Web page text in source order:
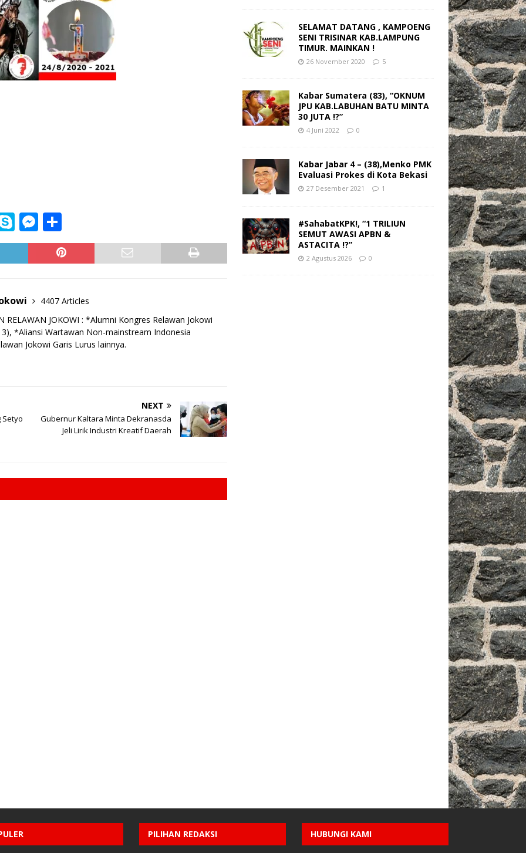
S
k
y
e
M
e
ss
n
g
e
r
h
ar
4407 Articles
RELAWAN JOKOWI : *Alumni Kongres Relawan Jokowi
*Aliansi Wartawan Non-mainstream Indonesia
Jokowi Garis Lurus lainnya.
Setyo
NEXT
Gubernur Kaltara Minta Dekranasda
Jeli Lirik Industri Kreatif Daerah
SELAMAT DATANG , KAMPOENG
SENI TRISINAR KAB.LAMPUNG
TIMUR. MAINKAN !
26 November 2020 5
Kabar Sumatera (83), “OKNUM
JPU KAB.LABUHAN BATU MINTA
30 JUTA !?”
4 Juni 2022 0
Kabar Jabar 4 – (38),Menko PMK
Evaluasi Prokes di Kota Bekasi
27 Desember 2021 1
#SahabatKPK!, “1 TRILIUN
SEMUT AWASI APBN &
ASTACITA !?”
2 Agustus 2026 0
PILIHAN REDAKSI HUBUNGI KAMI